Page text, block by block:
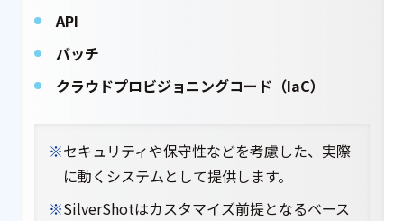
API
バッチ
クラウドプロビジョニングコード（IaC）
※セキュリティや保守性などを考慮した、実際
に動くシステムとして提供します。
※SilverShotはカスタマイズ前提となるベース